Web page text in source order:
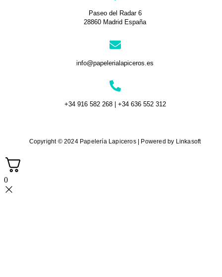
Paseo del Radar 6
28860 Madrid España
info@papelerialapiceros.es
+34 916 582 268 | +34 636 552 312
Copyright © 2024 Papelería Lapiceros | Powered by Linkasoft
0